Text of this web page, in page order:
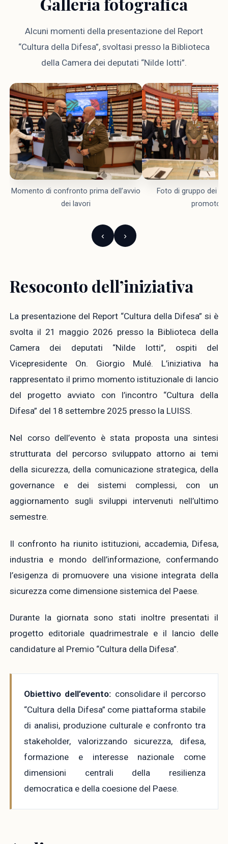
Alcuni momenti della presentazione del Report
“Cultura della Difesa”, svoltasi presso la Biblioteca
della Camera dei deputati “Nilde Iotti”.
Momento di confronto prima dell’avvio
dei lavori
Foto di gruppo dei
promotori
‹ ›
Resoconto dell’iniziativa
La presentazione del Report “Cultura della Difesa” si è
svolta il 21 maggio 2026 presso la Biblioteca della
Camera dei deputati “Nilde Iotti”, ospiti del
Vicepresidente On. Giorgio Mulé. L’iniziativa ha
rappresentato il primo momento istituzionale di lancio
del progetto avviato con l’incontro “Cultura della
Difesa” del 18 settembre 2025 presso la LUISS.
Nel corso dell’evento è stata proposta una sintesi
strutturata del percorso sviluppato attorno ai temi
della sicurezza, della comunicazione strategica, della
governance e dei sistemi complessi, con un
aggiornamento sugli sviluppi intervenuti nell’ultimo
semestre.
Il confronto ha riunito istituzioni, accademia, Difesa,
industria e mondo dell’informazione, confermando
l’esigenza di promuovere una visione integrata della
sicurezza come dimensione sistemica del Paese.
Durante la giornata sono stati inoltre presentati il
progetto editoriale quadrimestrale e il lancio delle
candidature al Premio “Cultura della Difesa”.
Obiettivo dell’evento: consolidare il percorso
“Cultura della Difesa” come piattaforma stabile
di analisi, produzione culturale e confronto tra
stakeholder, valorizzando sicurezza, difesa,
formazione e interesse nazionale come
dimensioni centrali della resilienza
democratica e della coesione del Paese.